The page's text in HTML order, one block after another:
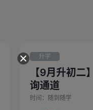
升学
【9月升初二
询通道
时间： 随到随学